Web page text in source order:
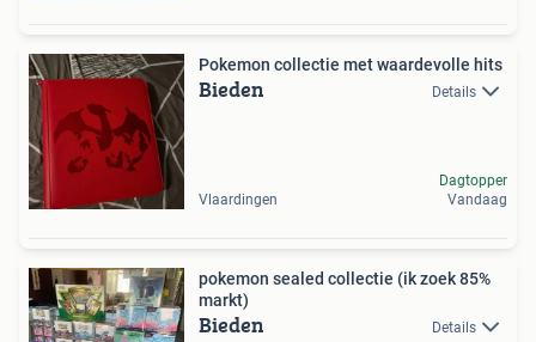
Pokemon collectie met waardevolle hits
Bieden Details
Vlaardingen
Dagtopper
Vandaag
pokemon sealed collectie (ik zoek 85%
markt)
Bieden Details